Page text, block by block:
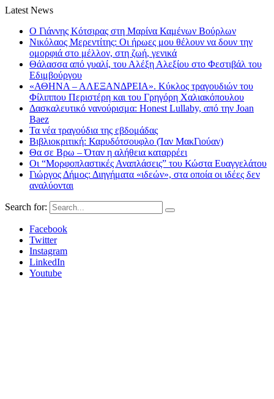
Latest News
Ο Γιάννης Κότσιρας στη Μαρίνα Καμένων Βούρλων
Νικόλαος Μερεντίτης: Οι ήρωες μου θέλουν να δουν την
ομορφιά στο μέλλον, στη ζωή, γενικά
Θάλασσα από γυαλί, του Αλέξη Αλεξίου στο Φεστιβάλ του
Εδιμβούργου
«ΑΘΗΝΑ – ΑΛΕΞΑΝΔΡΕΙΑ». Κύκλος τραγουδιών του
Φίλιππου Περιστέρη και του Γρηγόρη Χαλιακόπουλου
Δασκαλευτικό νανούρισμα: Honest Lullaby, από την Joan
Baez
Τα νέα τραγούδια της εβδομάδας
Βιβλιοκριτική: Καρυδότσουφλο (Ίαν ΜακΓιούαν)
Θα σε Βρω – Όταν η αλήθεια καταρρέει
Οι “Μορφοπλαστικές Αναπλάσεις” του Κώστα Ευαγγελάτου
Γιώργος Δήμος: Διηγήματα «ιδεών», στα οποία οι ιδέες δεν
αναλύονται
Search for:
Facebook
Twitter
Instagram
LinkedIn
Youtube